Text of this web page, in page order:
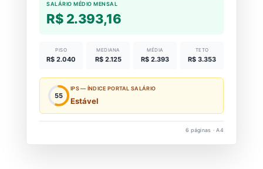
SALÁRIO MÉDIO MENSAL
R$ 2.393,16
PISO
R$ 2.040
MEDIANA
R$ 2.125
MÉDIA
R$ 2.393
TETO
R$ 3.353
55
IPS — ÍNDICE PORTAL SALÁRIO
Estável
6 páginas · A4